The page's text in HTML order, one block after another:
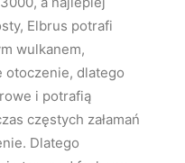
Elbrus potrafi
wulkanem,
otoczenie, dlatego
i potrafią
częstych załamań
Dlatego